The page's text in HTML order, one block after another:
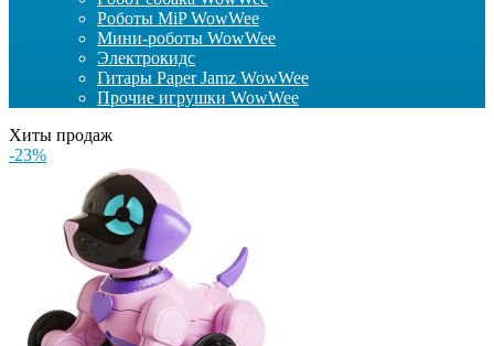
Роботы MiP WowWee
Мини-роботы WowWee
Электрокидс
Гитары Paper Jamz WowWee
Прочие игрушки WowWee
Хиты продаж
-23%